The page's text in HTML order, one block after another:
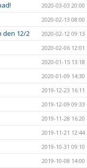
2020-03-03 20:00
2020-02-13 08:00
den 12/2 2020-02-12 09:13
2020-02-06 12:01
2020-01-15 13:18
2020-01-09 14:30
2019-12-23 16:11
2019-12-09 09:33
2019-11-28 16:20
2019-11-21 12:44
2019-10-31 09:10
2019-10-08 14:00